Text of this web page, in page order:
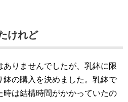
けれど
りませんでしたが、乳鉢に限
の購入を決めました。乳鉢で
時は結構時間がかかっていたの